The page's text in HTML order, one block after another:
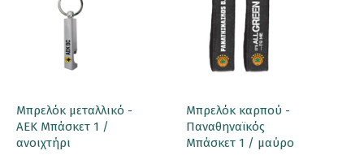
Μπρελόκ μεταλλικό -
ΑΕΚ Μπάσκετ 1 /
ανοιχτήρι
Μπρελόκ καρπού -
Παναθηναϊκός
Μπάσκετ 1 / μαύρο